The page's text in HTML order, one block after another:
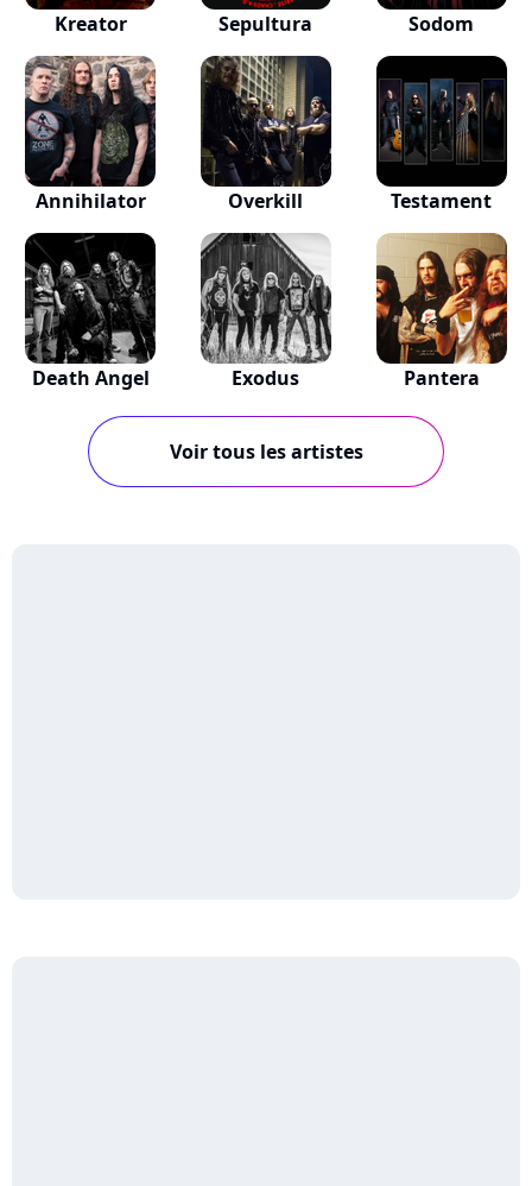
Kreator Sepultura Sodom
Annihilator Overkill Testament
Death Angel Exodus Pantera
Voir tous les artistes